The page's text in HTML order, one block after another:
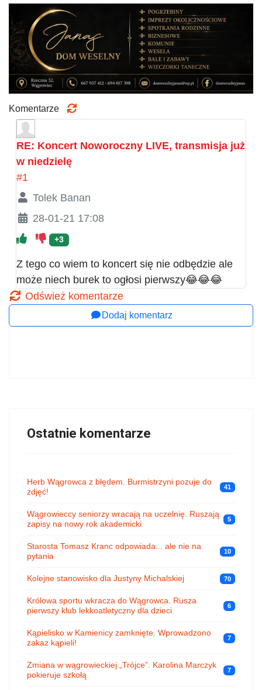
Komentarze
RE: Koncert Noworoczny LIVE, transmisja już
w niedzielę
#1
Tolek Banan
28-01-21 17:08
+3
Z tego co wiem to koncert się nie odbędzie ale
może niech burek to ogłosi pierwszy😂😂😂
Odśwież komentarze
Dodaj komentarz
Ostatnie komentarze
Herb Wągrowca z błędem. Burmistrzyni pozuje do
zdjęć!
41
Wągrowieccy seniorzy wracają na uczelnię. Ruszają
zapisy na nowy rok akademicki
5
Starosta Tomasz Kranc odpowiada... ale nie na
pytania
10
Kolejne stanowisko dla Justyny Michalskiej 70
Królowa sportu wkracza do Wągrowca. Rusza
pierwszy klub lekkoatletyczny dla dzieci
6
Kąpielisko w Kamienicy zamknięte. Wprowadzono
zakaz kąpieli!
7
Zmiana w wągrowieckiej „Trójce”. Karolina Marczyk
pokieruje szkołą
7